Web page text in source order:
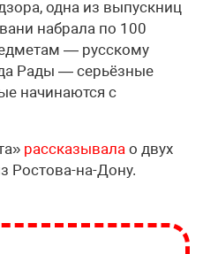
одна из выпускниц
набрала по 100
— русскому
Рады — серьёзные
начинаются с
рассказывала о двух
Ростова-на-Дону.